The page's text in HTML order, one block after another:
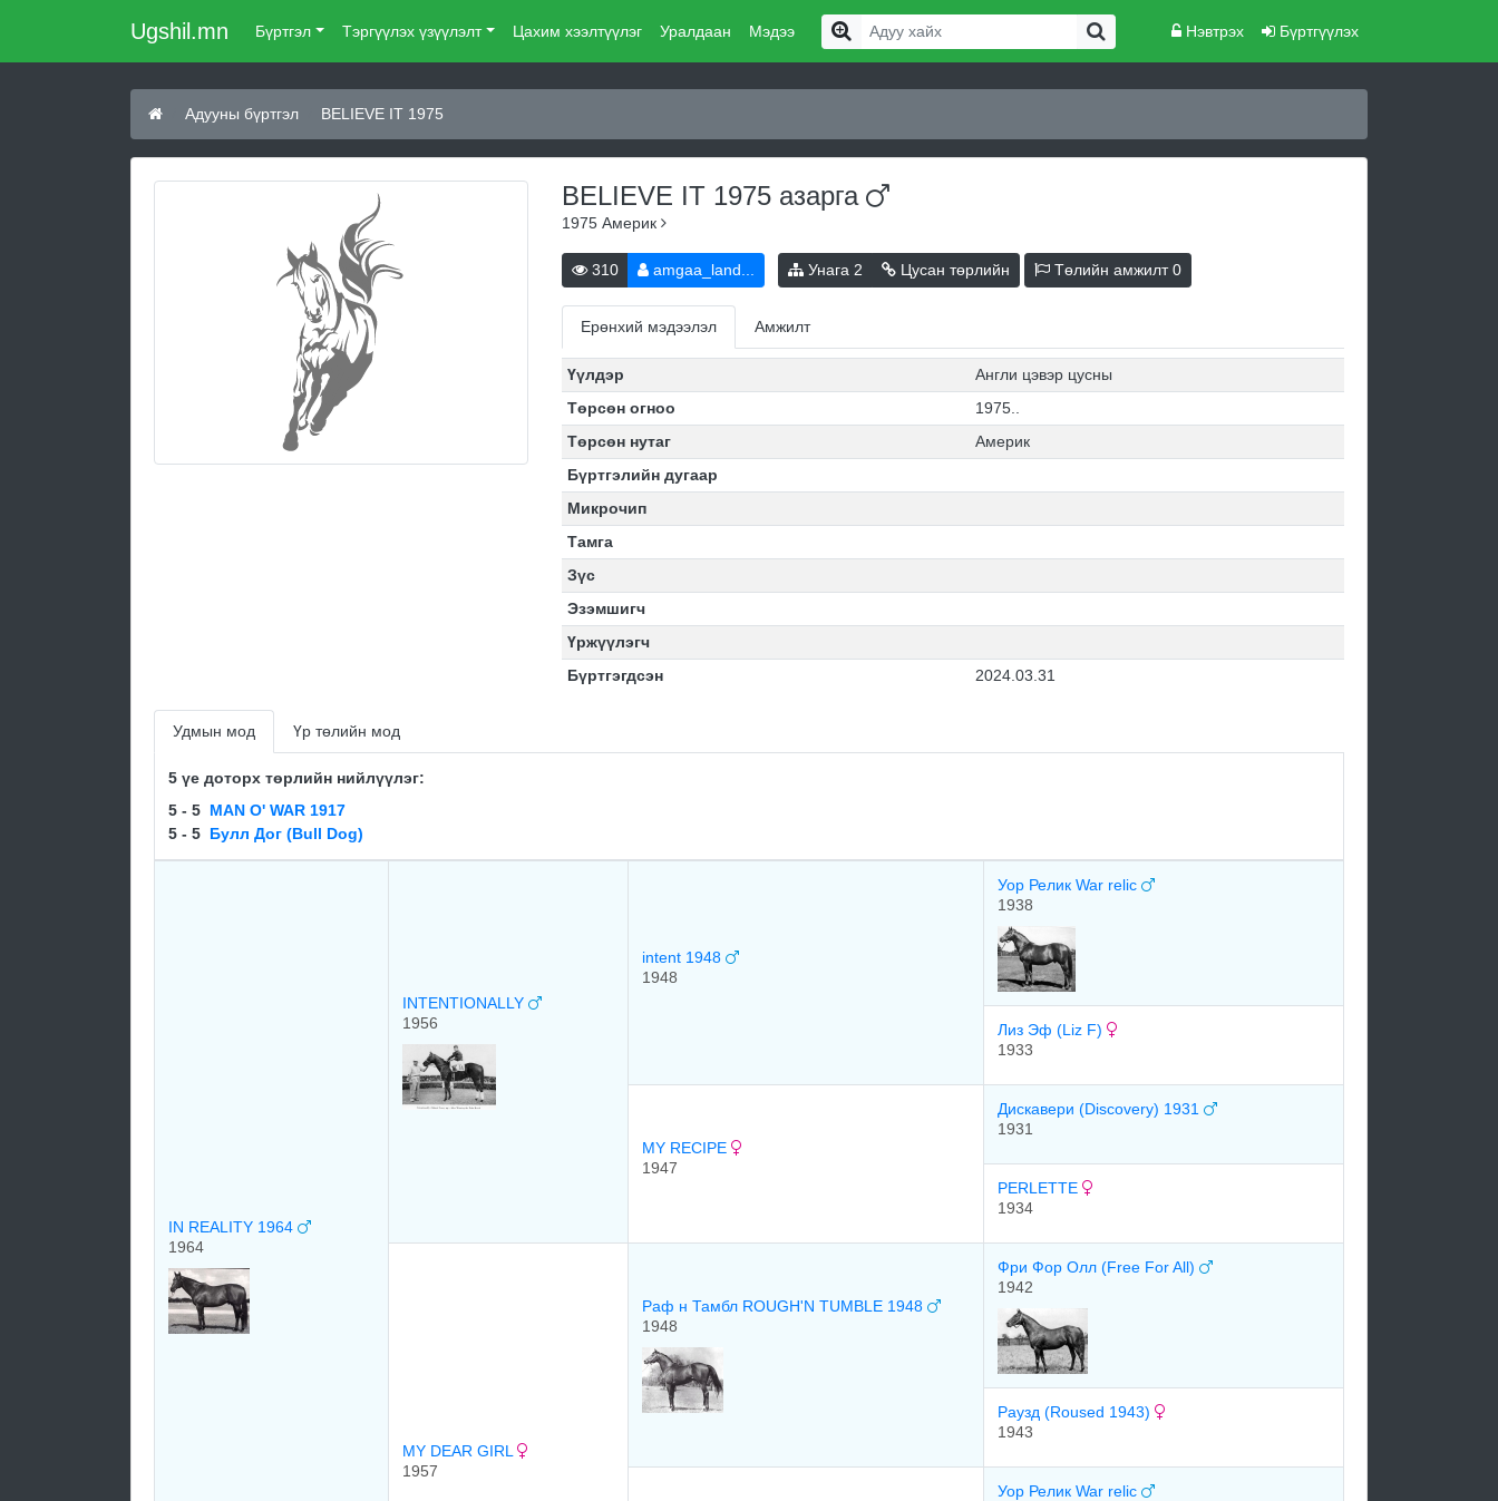
Ugshil.mn Бүртгэл Тэргүүлэх үзүүлэлт Цахим хээлтүүлэг Уралдаан Мэдээ Нэвтрэх Бүртгүүлэх
Адууны бүртгэл BELIEVE IT 1975
BELIEVE IT 1975 азарга
1975 Америк
310 amgaa_land... Унага 2 Цусан төрлийн Төлийн амжилт0
Ерөнхий мэдээлэл Амжилт
Үүлдэр
Англи цэвэр цусны
Төрсөн огноо
1975..
Төрсөн нутаг
Америк
Бүртгэлийн дугаар
Микрочип
Тамга
Зүс
Эзэмшигч
Үржүүлэгч
Бүртгэгдсэн
2024.03.31
Удмын мод Үр төлийн мод
5 үе доторх төрлийн нийлүүлэг:
5 - 5 MAN O' WAR 1917
5 - 5 Булл Дог (Bull Dog)
IN REALITY 1964
1964
INTENTIONALLY
1956
intent 1948
1948
Уор Релик War relic
1938
Лиз Эф (Liz F)
1933
MY RECIPE
1947
Диcкавеpи (Discovery) 1931
1931
PERLETTE
1934
MY DEAR GIRL
1957
Раф н Тамбл ROUGH'N TUMBLE 1948
1948
Фри Фор Олл (Free For All)
1942
Раузд (Roused 1943)
1943
Уор Релик War relic